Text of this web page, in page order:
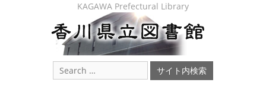
KAGAWA Prefectural Library
Search
for: